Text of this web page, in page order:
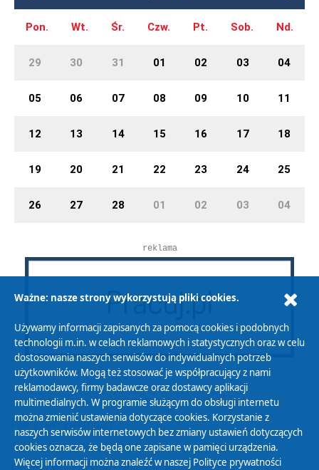
Pon. Wt. Śr. Czw. Pt. Sob. Nd.
29 30 31 01 02 03 04
05 06 07 08 09 10 11
12 13 14 15 16 17 18
19 20 21 22 23 24 25
26 27 28 01 02 03 04
reklama
Polityka Prywatności
Zasady korzystania z Serwisu
Organizacje Pożytku Publicznego
Ważne: nasze strony wykorzystują pliki cookies.
Używamy informacji zapisanych za pomocą cookies i podobnych
technologii m.in. w celach reklamowych i statystycznych oraz w celu
dostosowania naszych serwisów do indywidualnych potrzeb
użytkowników. Mogą też stosować je współpracujący z nami
reklamodawcy, firmy badawcze oraz dostawcy aplikacji
multimedialnych. W programie służącym do obsługi internetu
można zmienić ustawienia dotyczące cookies. Korzystanie z
naszych serwisów internetowych bez zmiany ustawień dotyczących
cookies oznacza, że będą one zapisane w pamięci urządzenia.
Więcej informacji można znaleźć w naszej Polityce prywatności